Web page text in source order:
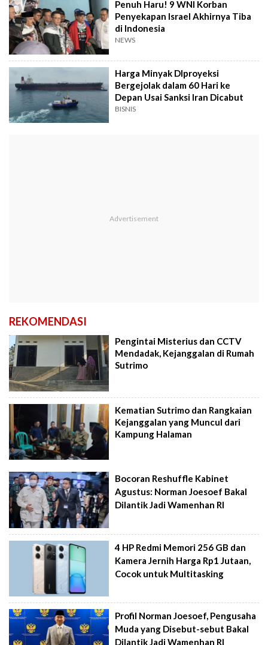
Penuh Haru! 9 WNI Korban
Penyekapan Israel Akhirnya Tiba
di Indonesia
NEWS
Harga Minyak DIproyeksi
Bergejolak dalam 60 Hari ke
Depan Usai Sanksi Iran Dicabut
BISNIS
REKOMENDASI
Pengintai Misterius dan CCTV
Mendadak, Kejanggalan di Rumah
Sutrimo
Kematian Sutrimo dan Rangkaian
Kejanggalan yang Muncul dari
Kampung Halaman
Bocoran Reshuffle Kabinet
Agustus: Norman Joesoef Bakal
Dilantik Jadi Wamenhan RI
4 HP Redmi Memori 256 GB dan
Kamera Jernih Harga Rp1 Jutaan,
Cocok untuk Multitasking
Profil Norman Joesoef, Pengusaha
Muda yang Disebut-sebut Bakal
Dilantik Jadi Wamenhan RI